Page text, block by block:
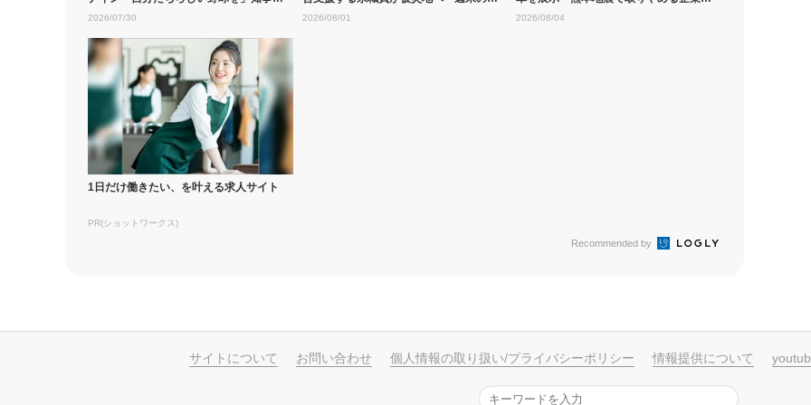
活躍を...
2026/07/30
頭では募...
2026/08/01
も 大分
2026/08/04
1日だけ働きたい、を叶える求人サイト
PR(ショットワークス)
Recommended by
サイトについて お問い合わせ 個人情報の取り扱い/プライバシーポリシー 情報提供について